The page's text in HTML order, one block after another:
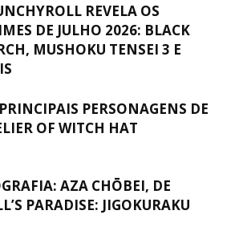
REVELA OS
DE JULHO 2026: BLACK
MUSHOKU TENSEI 3 E
PERSONAGENS DE
OF WITCH HAT
AZA CHŌBEI, DE
PARADISE: JIGOKURAKU